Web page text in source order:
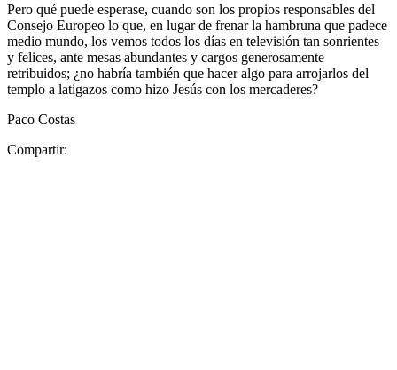
Pero qué puede esperase, cuando son los propios responsables del
Consejo Europeo lo que, en lugar de frenar la hambruna que padece
medio mundo, los vemos todos los días en televisión tan sonrientes
y felices, ante mesas abundantes y cargos generosamente
retribuidos; ¿no habría también que hacer algo para arrojarlos del
templo a latigazos como hizo Jesús con los mercaderes?
Paco Costas
Compartir: